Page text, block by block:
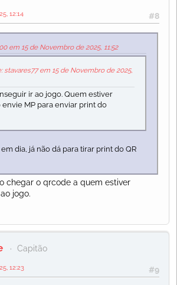
#8
12:14
em 15 de Novembro de 2025, 11:52
stavares77 em 15 de Novembro de 2025,
ir ao jogo. Quem estiver
envie MP para enviar print do
dia, já não dá para tirar print do QR
chegar o qrcode a quem estiver
jogo.
Capitão
#9
12:23